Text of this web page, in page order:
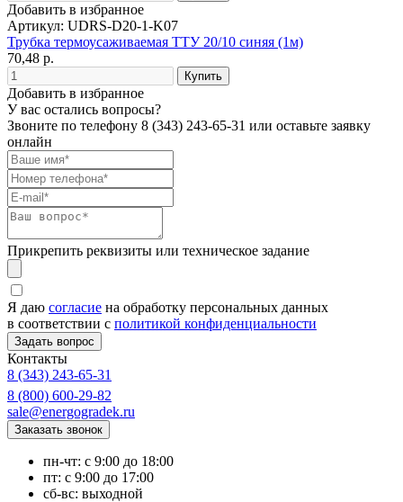
Добавить в избранное
Артикул: UDRS-D20-1-K07
Трубка термоусаживаемая ТТУ 20/10 синяя (1м)
70,48 р.
Добавить в избранное
У вас остались вопросы?
Звоните по телефону 8 (343) 243-65-31 или оставьте заявку
онлайн
Прикрепить реквизиты или техническое задание
Я даю согласие на обработку персональных данных
в соответствии с политикой конфиденциальности
Контакты
8 (343) 243-65-31
8 (800) 600-29-82
sale@energogradek.ru
пн-чт: с 9:00 до 18:00
пт: с 9:00 до 17:00
сб-вс: выходной